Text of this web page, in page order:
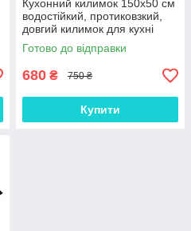
Кухонний килимок 150х50 см
водостійкий, протиковзкий,
довгий килимок для кухні
(КК43)
Готово до відправки
680 ₴ 750 ₴
Купити